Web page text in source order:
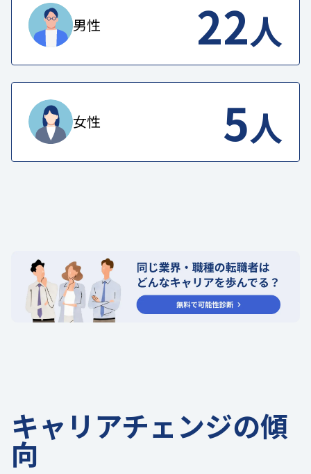
男性 22人
女性 5人
キャリアチェンジの傾
向